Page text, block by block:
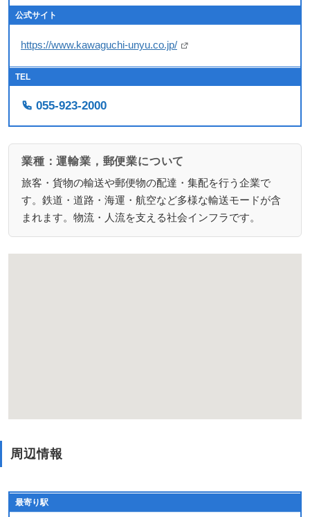
公式サイト
https://www.kawaguchi-unyu.co.jp/
TEL
055-923-2000
業種：運輸業，郵便業について
旅客・貨物の輸送や郵便物の配達・集配を行う企業で
す。鉄道・道路・海運・航空など多様な輸送モードが含
まれます。物流・人流を支える社会インフラです。
周辺情報
最寄り駅